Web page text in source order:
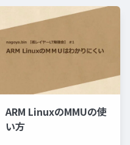
ARM LinuxのMMUの使
い方